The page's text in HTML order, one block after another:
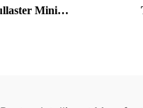
Mini